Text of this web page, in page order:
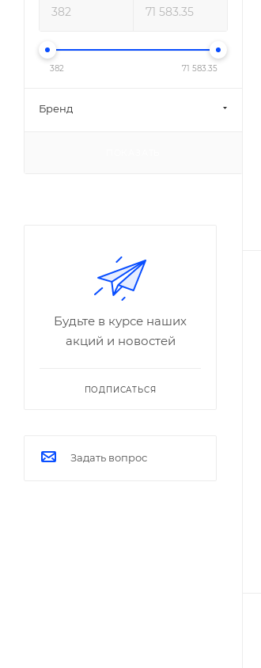
382 71 583.35
Бренд
Будьте в курсе наших
акций и новостей
ПОДПИСАТЬСЯ
Задать вопрос